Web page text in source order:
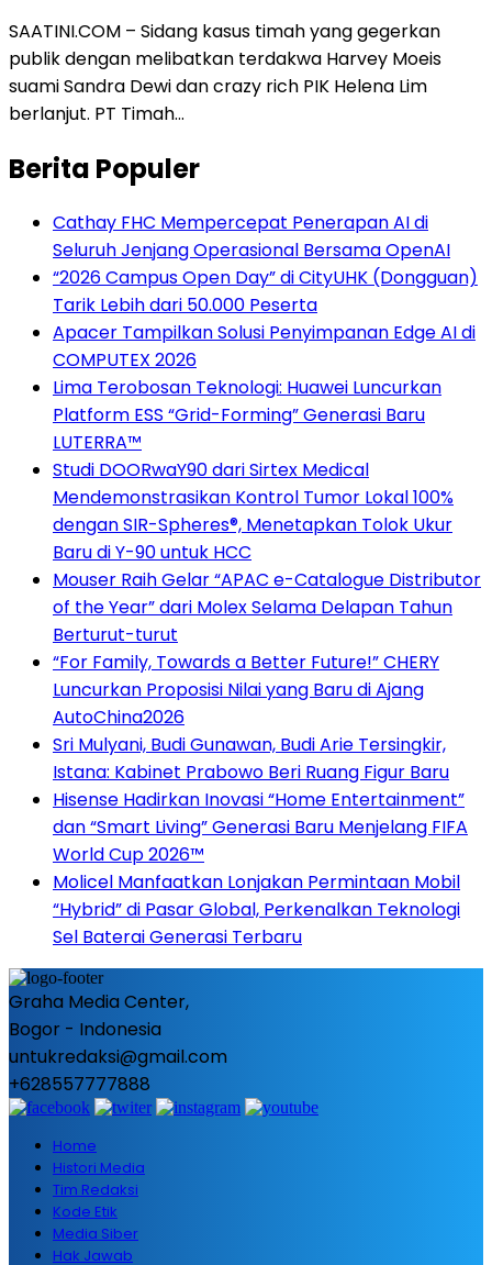
SAATINI.COM – Sidang kasus timah yang gegerkan
publik dengan melibatkan terdakwa Harvey Moeis
suami Sandra Dewi dan crazy rich PIK Helena Lim
berlanjut. PT Timah…
Berita Populer
Cathay FHC Mempercepat Penerapan AI di
Seluruh Jenjang Operasional Bersama OpenAI
“2026 Campus Open Day” di CityUHK (Dongguan)
Tarik Lebih dari 50.000 Peserta
Apacer Tampilkan Solusi Penyimpanan Edge AI di
COMPUTEX 2026
Lima Terobosan Teknologi: Huawei Luncurkan
Platform ESS “Grid-Forming” Generasi Baru
LUTERRA™
Studi DOORwaY90 dari Sirtex Medical
Mendemonstrasikan Kontrol Tumor Lokal 100%
dengan SIR-Spheres®, Menetapkan Tolok Ukur
Baru di Y-90 untuk HCC
Mouser Raih Gelar “APAC e-Catalogue Distributor
of the Year” dari Molex Selama Delapan Tahun
Berturut-turut
“For Family, Towards a Better Future!” CHERY
Luncurkan Proposisi Nilai yang Baru di Ajang
AutoChina2026
Sri Mulyani, Budi Gunawan, Budi Arie Tersingkir,
Istana: Kabinet Prabowo Beri Ruang Figur Baru
Hisense Hadirkan Inovasi “Home Entertainment”
dan “Smart Living” Generasi Baru Menjelang FIFA
World Cup 2026™
Molicel Manfaatkan Lonjakan Permintaan Mobil
“Hybrid” di Pasar Global, Perkenalkan Teknologi
Sel Baterai Generasi Terbaru
Graha Media Center,
Bogor - Indonesia
untukredaksi@gmail.com
+628557777888
Home
Histori Media
Tim Redaksi
Kode Etik
Media Siber
Hak Jawab